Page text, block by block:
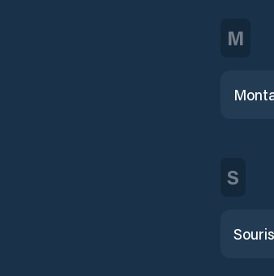
M
S
Souris